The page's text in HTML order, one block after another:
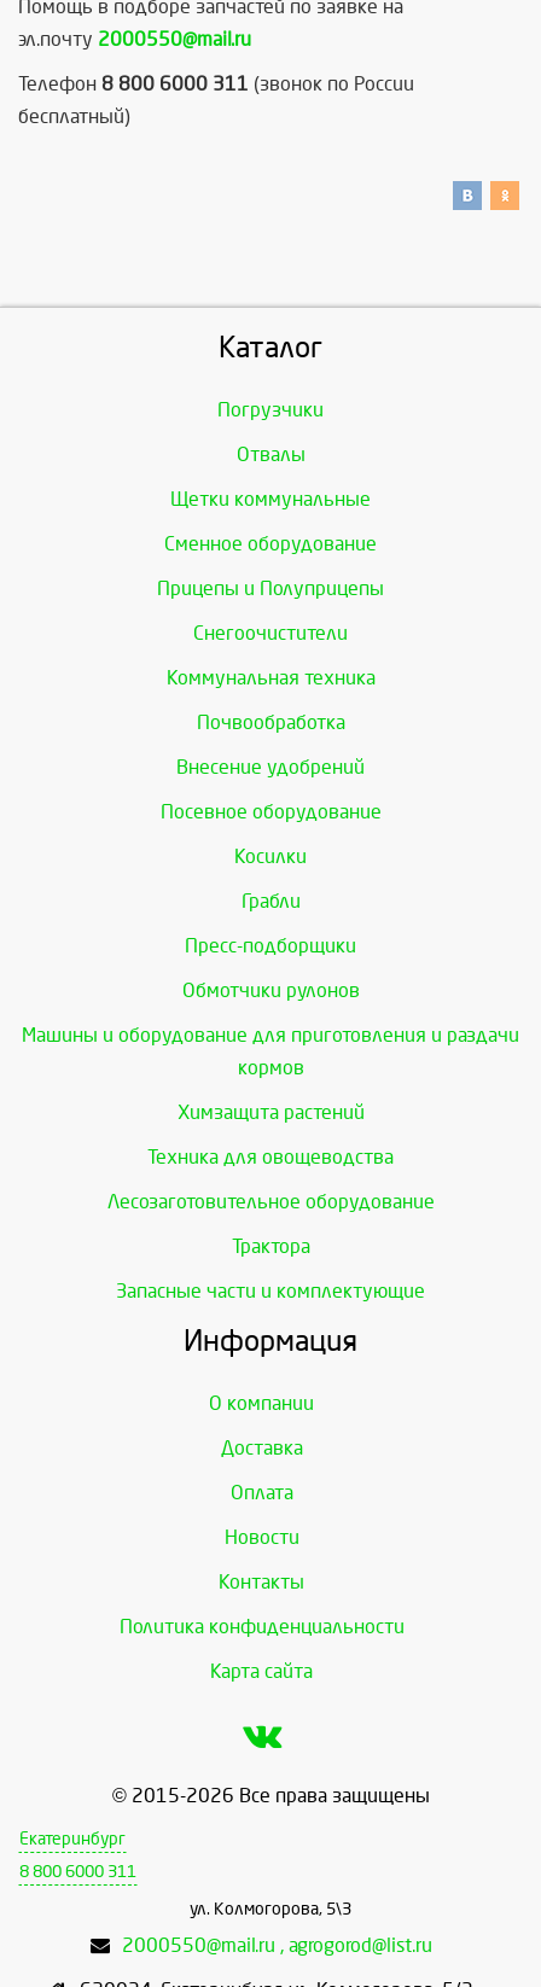
Помощь в подборе запчастей по заявке на
эл.почту 2000550@mail.ru
Телефон 8 800 6000 311 (звонок по России
бесплатный)
Каталог
Погрузчики
Отвалы
Щетки коммунальные
Сменное оборудование
Прицепы и Полуприцепы
Снегоочистители
Коммунальная техника
Почвообработка
Внесение удобрений
Посевное оборудование
Косилки
Грабли
Пресс-подборщики
Обмотчики рулонов
Машины и оборудование для приготовления и раздачи
кормов
Химзащита растений
Техника для овощеводства
Лесозаготовительное оборудование
Трактора
Запасные части и комплектующие
Информация
О компании
Доставка
Оплата
Новости
Контакты
Политика конфиденциальности
Карта сайта
© 2015-2026 Все права защищены
Екатеринбург
8 800 6000 311
ул. Колмогорова, 5\3
2000550@mail.ru , agrogorod@list.ru